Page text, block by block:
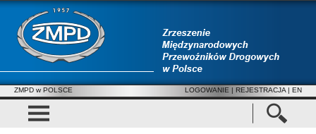
ZMPD w POLSCE LOGOWANIE | REJESTRACJA | EN